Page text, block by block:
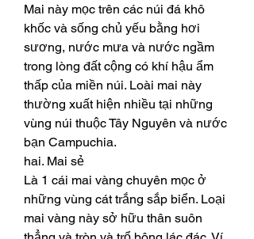
Mai này mọc trên các núi đá khô
khốc và sống chủ yếu bằng hơi
sương, nước mưa và nước ngầm
trong lòng đất cộng có khí hậu ẩm
thấp của miền núi. Loài mai này
thường xuất hiện nhiều tại những
vùng núi thuộc Tây Nguyên và nước
bạn Campuchia.
hai. Mai sẻ
Là 1 cái mai vàng chuyên mọc ở
những vùng cát trắng sắp biển. Loại
mai vàng này sở hữu thân suôn